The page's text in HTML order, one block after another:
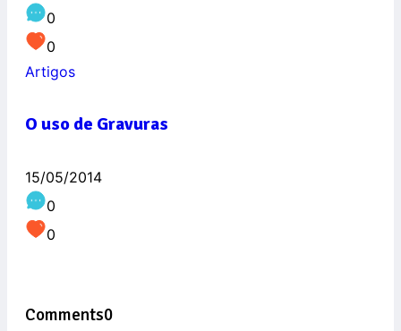
0
0
Artigos
O uso de Gravuras
15/05/2014
0
0
Comments0